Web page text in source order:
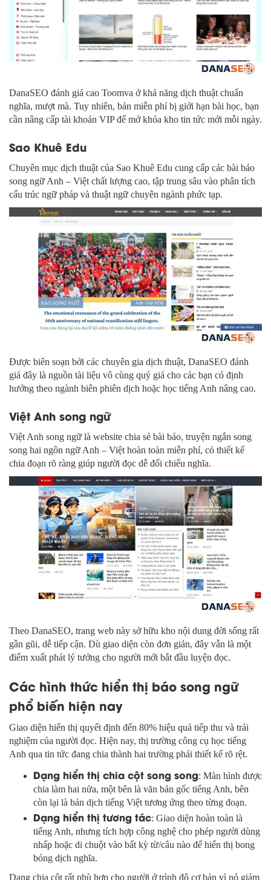
DanaSEO đánh giá cao Toomva ở khả năng dịch thuật chuẩn
nghĩa, mượt mà. Tuy nhiên, bản miễn phí bị giới hạn bài học, bạn
cần nâng cấp tài khoản VIP để mở khóa kho tin tức mới mỗi ngày.
Sao Khuê Edu
Chuyên mục dịch thuật của Sao Khuê Edu cung cấp các bài báo
song ngữ Anh – Việt chất lượng cao, tập trung sâu vào phân tích
cấu trúc ngữ pháp và thuật ngữ chuyên ngành phức tạp.
Được biên soạn bởi các chuyên gia dịch thuật, DanaSEO đánh
giá đây là nguồn tài liệu vô cùng quý giá cho các bạn có định
hướng theo ngành biên phiên dịch hoặc học tiếng Anh nâng cao.
Việt Anh song ngữ
Việt Anh song ngữ là website chia sẻ bài báo, truyện ngắn song
song hai ngôn ngữ Anh – Việt hoàn toàn miễn phí, có thiết kế
chia đoạn rõ ràng giúp người đọc dễ đối chiếu nghĩa.
Theo DanaSEO, trang web này sở hữu kho nội dung đời sống rất
gần gũi, dễ tiếp cận. Dù giao diện còn đơn giản, đây vẫn là một
điểm xuất phát lý tưởng cho người mới bắt đầu luyện đọc.
Các hình thức hiển thị báo song ngữ
phổ biến hiện nay
Giao diện hiển thị quyết định đến 80% hiệu quả tiếp thu và trải
nghiệm của người đọc. Hiện nay, thị trường công cụ học tiếng
Anh qua tin tức đang chia thành hai trường phái thiết kế rõ rệt.
Dạng hiển thị chia cột song song: Màn hình được
chia làm hai nửa, một bên là văn bản gốc tiếng Anh, bên
còn lại là bản dịch tiếng Việt tương ứng theo từng đoạn.
Dạng hiển thị tương tác: Giao diện hoàn toàn là
tiếng Anh, nhưng tích hợp công nghệ cho phép người dùng
nhấp hoặc di chuột vào bất kỳ từ/câu nào để hiển thị bong
bóng dịch nghĩa.
Dạng chia cột rất phù hợp cho người ở trình độ cơ bản vì nó giảm